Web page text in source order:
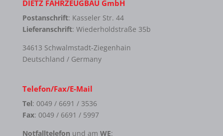
DIETZ FAHRZEUGBAU GmbH
Postanschrift: Kasseler Str. 44
Lieferanschrift: Wiederholdstraße 35b
34613 Schwalmstadt-Ziegenhain
Deutschland / Germany
Telefon/Fax/E-Mail
Tel: 0049 / 6691 / 3536
Fax: 0049 / 6691 / 5997
Notfalltelefon und am WE: